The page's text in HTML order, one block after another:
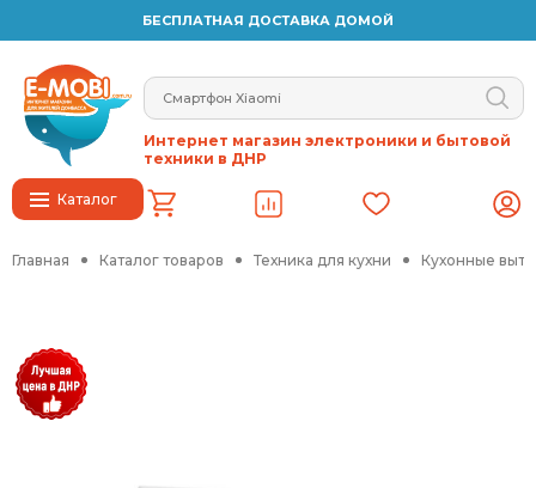
БЕСПЛАТНАЯ ДОСТАВКА ДОМОЙ
Каталог
Интернет магазин электроники и бытовой
техники в ДНР
Главная Каталог товаров Техника для кухни Кухонные